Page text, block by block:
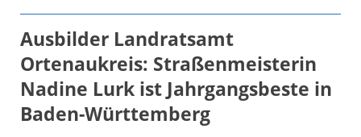
Ausbilder Landratsamt
Ortenaukreis: Straßenmeisterin
Nadine Lurk ist Jahrgangsbeste in
Baden-Württemberg